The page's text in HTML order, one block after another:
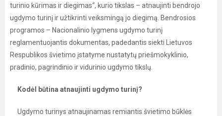
turinio kūrimas ir diegimas“, kurio tikslas – atnaujinti bendrojo
ugdymo turinį ir užtikrinti veiksmingą jo diegimą. Bendrosios
programos – Nacionalinio lygmens ugdymo turinį
reglamentuojantis dokumentas, padedantis siekti Lietuvos
Respublikos švietimo įstatyme nustatytų priešmokyklinio,
pradinio, pagrindinio ir vidurinio ugdymo tikslų.
Kodėl būtina atnaujinti ugdymo turinį?
Ugdymo turinys atnaujinamas remiantis švietimo būklės